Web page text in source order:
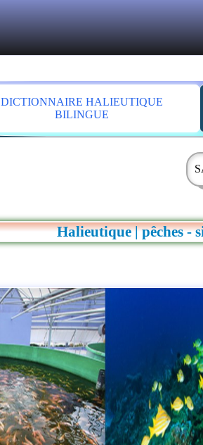
DICTIONNAIRE HALIEUTIQUE
BILINGUE
Halieutique | pêches